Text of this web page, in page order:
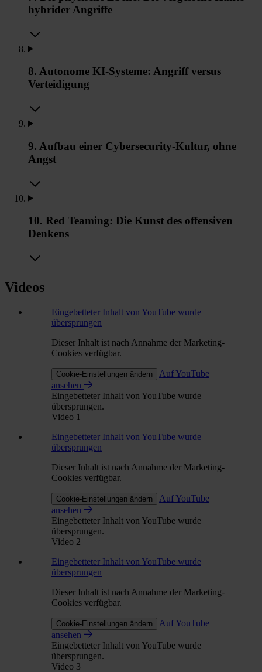
hybrider Angriffe
8. Autonome KI-Systeme: Angriff versus
Verteidigung
9. Aufbau einer Cybersecurity-Kultur, ohne
Angst
10. Red Teaming: Die Kunst des offensiven
Denkens
Videos
Eingebetteter Inhalt von YouTube wurde
übersprungen
Dieser Inhalt ist nach Annahme der Marketing-
Cookies verfügbar.
Cookie-Einstellungen ändern
Auf YouTube
ansehen
Eingebetteter Inhalt von YouTube wurde
übersprungen.
Video 1
Eingebetteter Inhalt von YouTube wurde
übersprungen
Dieser Inhalt ist nach Annahme der Marketing-
Cookies verfügbar.
Cookie-Einstellungen ändern
Auf YouTube
ansehen
Eingebetteter Inhalt von YouTube wurde
übersprungen.
Video 2
Eingebetteter Inhalt von YouTube wurde
übersprungen
Dieser Inhalt ist nach Annahme der Marketing-
Cookies verfügbar.
Cookie-Einstellungen ändern
Auf YouTube
ansehen
Eingebetteter Inhalt von YouTube wurde
übersprungen.
Video 3